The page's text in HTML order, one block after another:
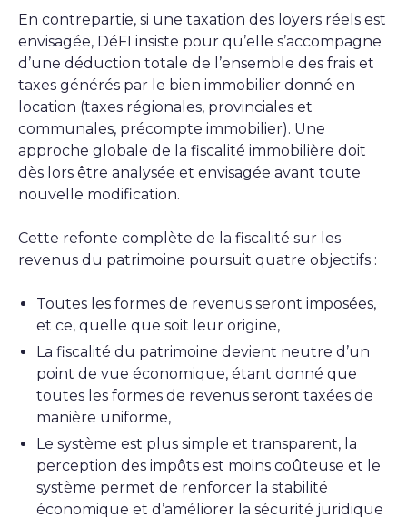
En contrepartie, si une taxation des loyers réels est
envisagée, DéFI insiste pour qu’elle s’accompagne
d’une déduction totale de l’ensemble des frais et
taxes générés par le bien immobilier donné en
location (taxes régionales, provinciales et
communales, précompte immobilier). Une
approche globale de la fiscalité immobilière doit
dès lors être analysée et envisagée avant toute
nouvelle modification.
Cette refonte complète de la fiscalité sur les
revenus du patrimoine poursuit quatre objectifs :
Toutes les formes de revenus seront imposées,
et ce, quelle que soit leur origine,
La fiscalité du patrimoine devient neutre d’un
point de vue économique, étant donné que
toutes les formes de revenus seront taxées de
manière uniforme,
Le système est plus simple et transparent, la
perception des impôts est moins coûteuse et le
système permet de renforcer la stabilité
économique et d’améliorer la sécurité juridique